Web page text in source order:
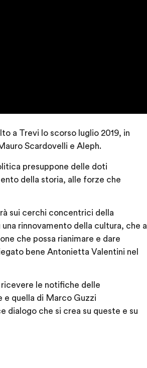
a Trevi lo scorso luglio 2019, in
Scardovelli e Aleph.
presuppone delle doti
della storia, alle forze che
sui cerchi concentrici della
rinnovamento della cultura, che a
che possa rianimare e dare
bene Antonietta Valentini nel
ricevere le notifiche delle
e quella di Marco Guzzi
dialogo che si crea su queste e su